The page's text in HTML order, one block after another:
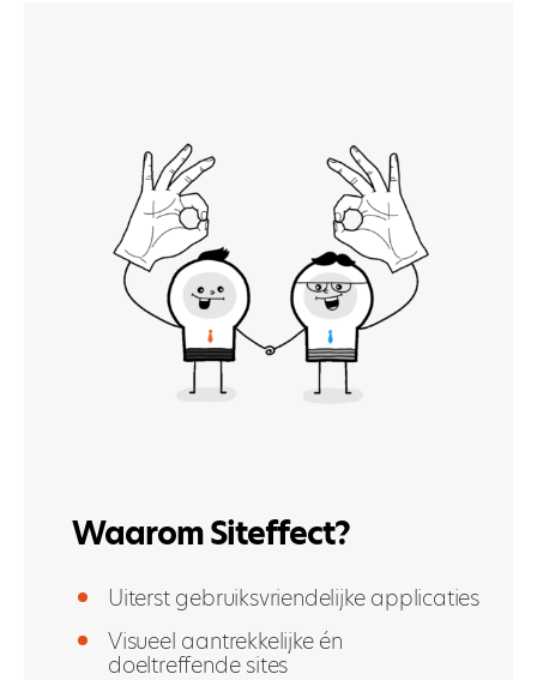
Waarom Siteffect?
Uiterst gebruiksvriendelijke applicaties
Visueel aantrekkelijke én
doeltreffende sites